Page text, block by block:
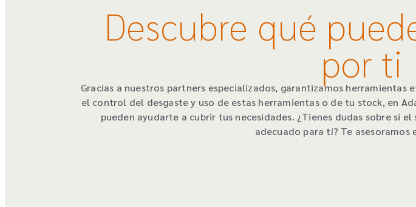
Descubre qué
por ti
Gracias a nuestros partners especializados, garantizamos
el control del desgaste y uso de estas herramientas o de tu stock, en
pueden ayudarte a cubrir tus necesidades. ¿Tienes dudas sobre si
adecuado para tí? Te asesoramos